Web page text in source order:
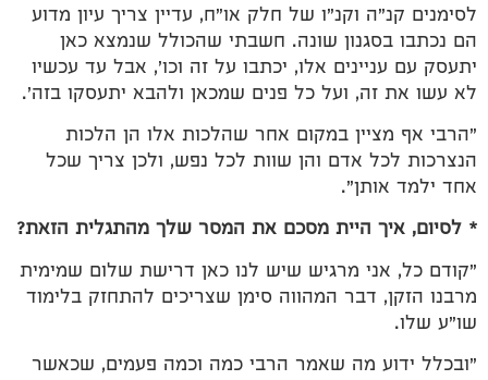
לסימנים קנ"ה וקנ"ו של חלק או"ח, עדיין צריך עיון מדוע
הם נכתבו בסגנון שונה. חשבתי שהכולל שנמצא כאן
יתעסק עם עניינים אלו, יכתבו על זה וכו', אבל עד עכשיו
לא עשו את זה, ועל כל פנים שמכאן ולהבא יתעסקו בזה'.
"הרבי אף מציין במקום אחר שהלכות אלו הן הלכות
הנצרכות לכל אדם והן שוות לכל נפש, ולכן צריך שכל
אחד ילמד אותן".
* לסיום, איך היית מסכם את המסר שלך מהתגלית הזאת?
"קודם כל, אני מרגיש שיש לנו כאן דרישת שלום שמימית
מרבנו הזקן, דבר המהווה סימן שצריכים להתחזק בלימוד
שו"ע שלו.
"ובכלל ידוע מה שאמר הרבי כמה וכמה פעמים, שכאשר